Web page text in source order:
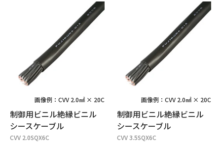
画像例：CVV 2.0㎟ × 20C
制御用ビニル絶縁ビニル
シースケーブル
CVV 2.0SQX6C
画像例：CVV 2.0㎟ × 20C
制御用ビニル絶縁ビニル
シースケーブル
CVV 3.5SQX6C